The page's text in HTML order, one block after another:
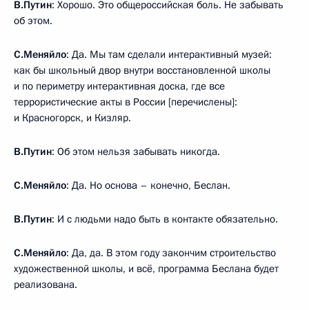
В.Путин: Хорошо. Это общероссийская боль. Не забывать
об этом.
С.Меняйло: Да. Мы там сделали интерактивный музей:
как бы школьный двор внутри восстановленной школы
и по периметру интерактивная доска, где все
террористические акты в России [перечислены]:
и Красногорск, и Кизляр.
В.Путин: Об этом нельзя забывать никогда.
С.Меняйло: Да. Но основа – конечно, Беслан.
В.Путин: И с людьми надо быть в контакте обязательно.
С.Меняйло: Да, да. В этом году закончим строительство
художественной школы, и всё, программа Беслана будет
реализована.